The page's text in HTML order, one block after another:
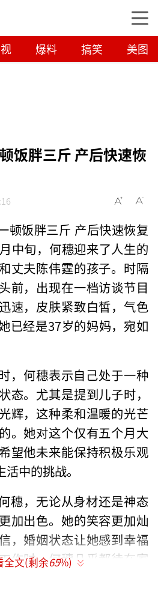
爆料 搞笑 美图
饭胖三斤 产后快速恢
顿饭胖三斤 产后快速恢复
中旬，何穗迎来了人生的
丈夫陈伟霆的孩子。时隔
前，出现在一档访谈节目
速，皮肤紧致白皙，气色
已经是37岁的妈妈，宛如
，何穗表示自己处于一种
态。尤其是提到儿子时，
辉，这种柔和温暖的光芒
。她对这个仅有五个月大
望他未来能保持积极乐观
中的挑战。
穗，无论从身材还是神态
加出色。她的笑容更加灿
，婚姻状态让她感到幸福
作时，何穗几乎都待在家
全文(剩余65%)